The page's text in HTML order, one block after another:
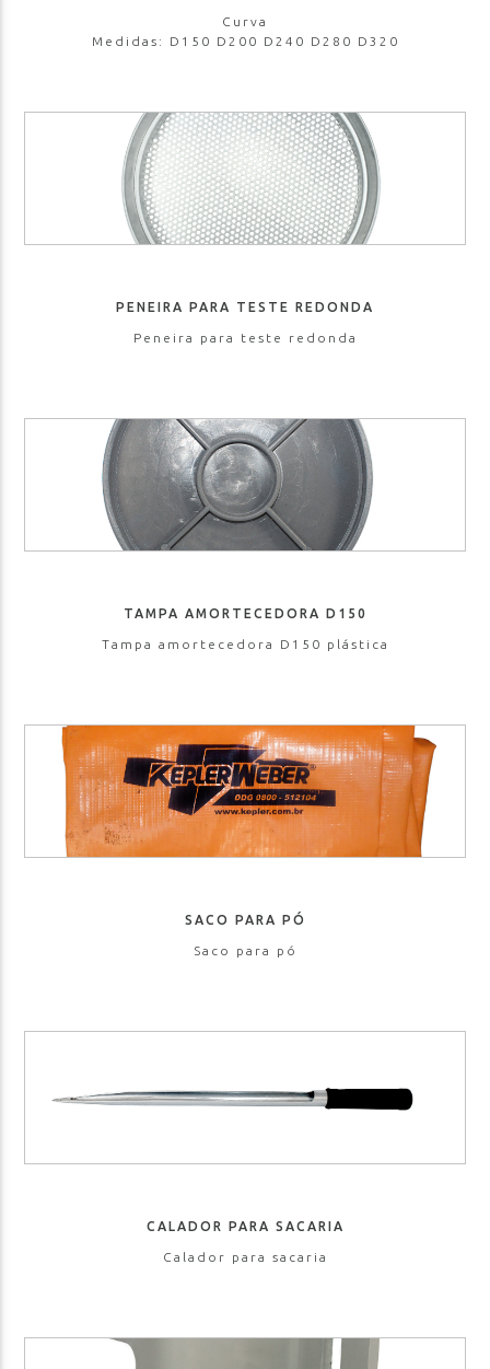
Curva
Medidas: D150 D200 D240 D280 D320
PENEIRA PARA TESTE REDONDA
Peneira para teste redonda
TAMPA AMORTECEDORA D150
Tampa amortecedora D150 plástica
SACO PARA PÓ
Saco para pó
CALADOR PARA SACARIA
Calador para sacaria